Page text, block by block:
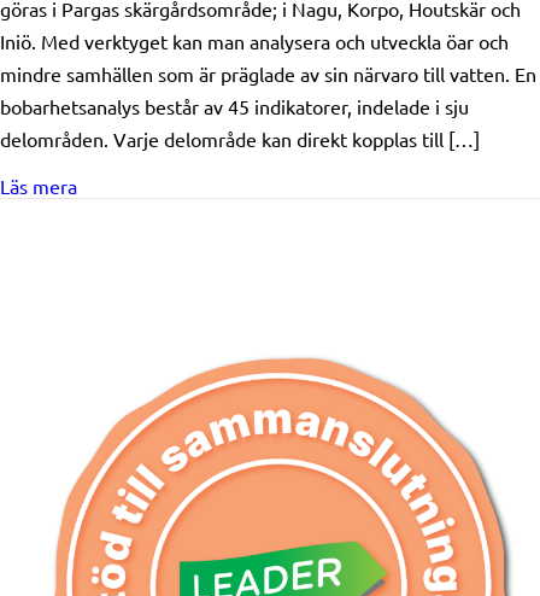
göras i Pargas skärgårdsområde; i Nagu, Korpo, Houtskär och
Iniö. Med verktyget kan man analysera och utveckla öar och
mindre samhällen som är präglade av sin närvaro till vatten. En
bobarhetsanalys består av 45 indikatorer, indelade i sju
delområden. Varje delområde kan direkt kopplas till […]
Läs meraabout Beviljat stöd: Pargas stad/ En studie i bobarhet